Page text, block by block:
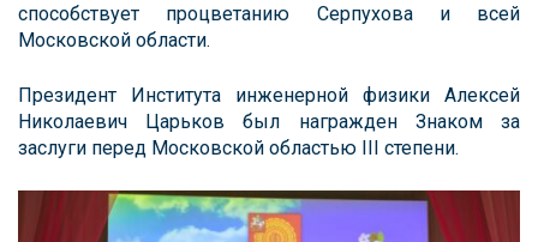
способствует процветанию Серпухова и всей
Московской области.
Президент Института инженерной физики Алексей
Николаевич Царьков был награжден Знаком за
заслуги перед Московской областью III степени.